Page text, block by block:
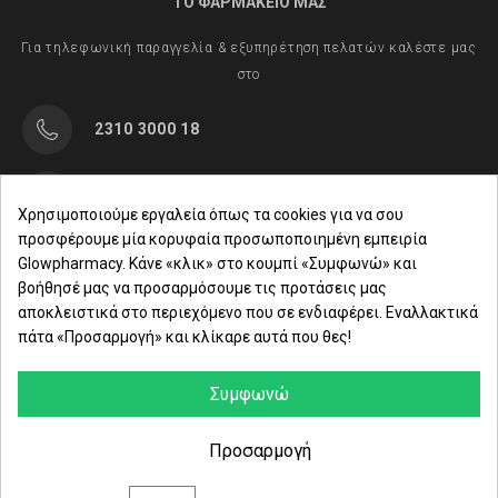
Για τηλεφωνική παραγγελία & εξυπηρέτηση πελατών καλέστε μας
στο
2310 3000 18
Δευ. - Παρ.: 8:00 - 21:00
Σάββατο: 09:00-15:00
ΕΤΑΙΡΕΙΑ
Χρησιμοποιούμε εργαλεία όπως τα cookies για να σου
προσφέρουμε μία κορυφαία προσωποποιημένη εμπειρία
Glowpharmacy. Κάνε «κλικ» στο κουμπί «Συμφωνώ» και
βοήθησέ μας να προσαρμόσουμε τις προτάσεις μας
αποκλειστικά στο περιεχόμενο που σε ενδιαφέρει. Εναλλακτικά
πάτα «Προσαρμογή» και κλίκαρε αυτά που θες!
Συμφωνώ
Προσαρμογή